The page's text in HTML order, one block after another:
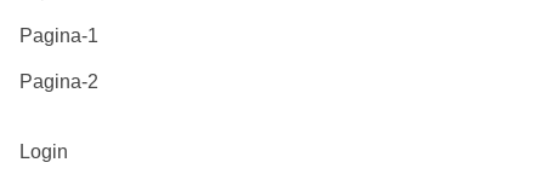
Pagina-1
Pagina-2
Login